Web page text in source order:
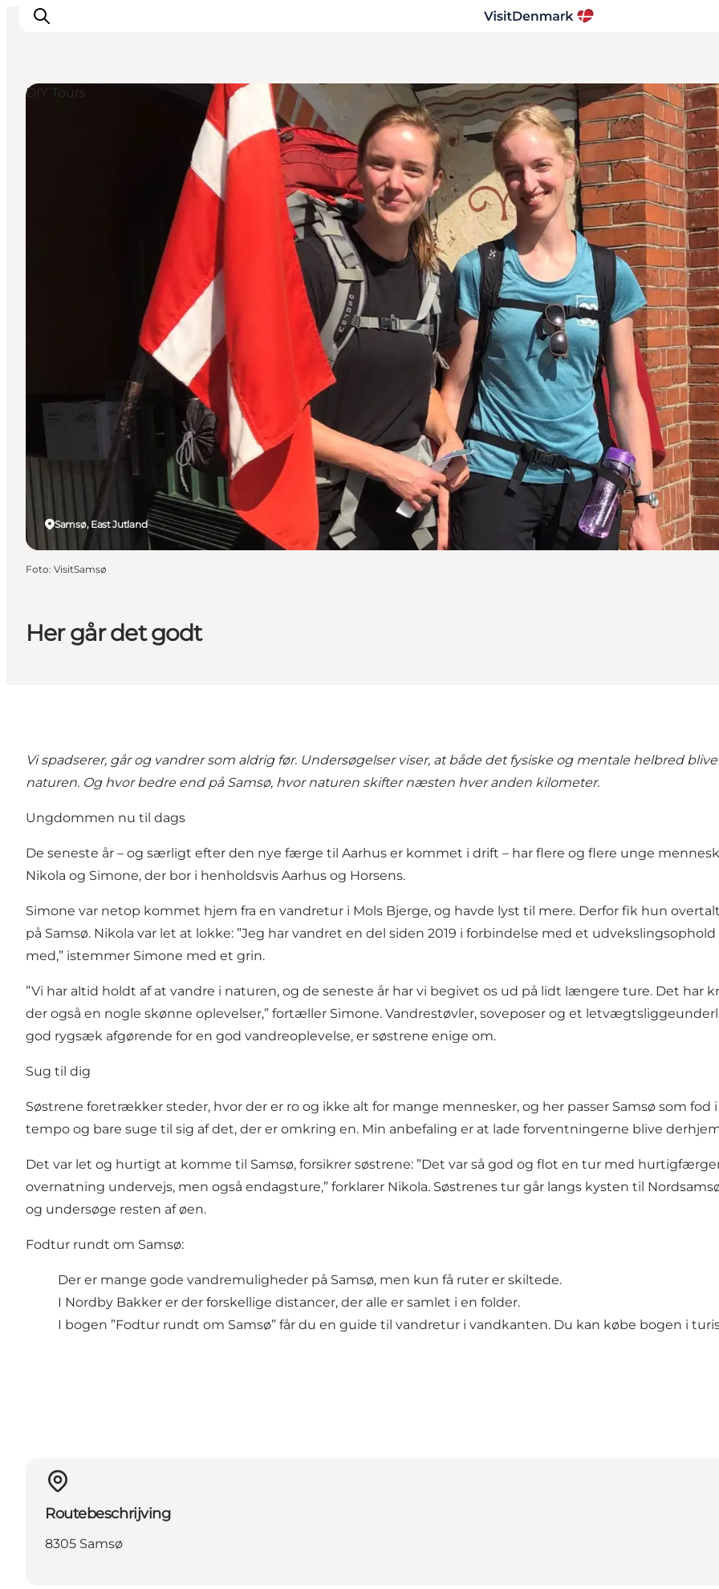
Her går det godt
Samsø, East Jutland
DIY Tours
Foto: VisitSamsø
Vi spadserer, går og vandrer som aldrig før. Undersøgelser viser, at både det fysiske og mentale helbred
naturen. Og hvor bedre end på Samsø, hvor naturen skifter næsten hver anden kilometer.
Ungdommen nu til dags
De seneste år – og særligt efter den nye færge til Aarhus er kommet i drift – har flere og flere unge
Nikola og Simone, der bor i henholdsvis Aarhus og Horsens.
Simone var netop kommet hjem fra en vandretur i Mols Bjerge, og havde lyst til mere. Derfor fik hun
på Samsø. Nikola var let at lokke: ”Jeg har vandret en del siden 2019 i forbindelse med et
med,” istemmer Simone med et grin.
”Vi har altid holdt af at vandre i naturen, og de seneste år har vi begivet os ud på lidt længere ture. Det
der også en nogle skønne oplevelser,” fortæller Simone. Vandrestøvler, soveposer og et
god rygsæk afgørende for en god vandreoplevelse, er søstrene enige om.
Sug til dig
Søstrene foretrækker steder, hvor der er ro og ikke alt for mange mennesker, og her passer Samsø som
tempo og bare suge til sig af det, der er omkring en. Min anbefaling er at lade forventningerne blive
Det var let og hurtigt at komme til Samsø, forsikrer søstrene: ”Det var så god og flot en tur med
overnatning undervejs, men også endagsture,” forklarer Nikola. Søstrenes tur går langs kysten til
og undersøge resten af øen.
Fodtur rundt om Samsø:
Der er mange gode vandremuligheder på Samsø, men kun få ruter er skiltede.
I Nordby Bakker er der forskellige distancer, der alle er samlet i en folder.
I bogen ”Fodtur rundt om Samsø” får du en guide til vandretur i vandkanten. Du kan købe bogen i
Routebeschrijving
8305 Samsø